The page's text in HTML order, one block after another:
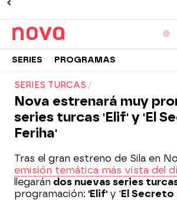
SERIES PROGRAMAS
SERIES TURCAS
Nova estrenará muy
series turcas 'Elif' y 'El
Feriha'
Tras el gran estreno de Sila en
emisión temática más vista del
llegarán dos nuevas series
programación: 'Elif' y 'El Secreto